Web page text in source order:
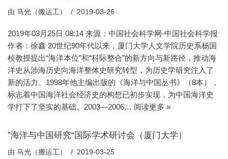
由 马光（搬运工） 2019-03-26
2019年03月25日 08:14 来源：中国社会科学网-中国社会科学报
作者：徐鑫 20世纪90年代以来，厦门大学人文学院历史系杨国
桢教授提出“海洋本位”和“科际整合”的新方向与新路径，推动海
洋史从涉海历史向海洋整体史研究转型，为历史学研究注入了
新的活力。1998年他主编出版的《海洋与中国丛书》（8本），
标志着中国海洋社会经济史的构想已初步实现，为中国海洋史
学打下了坚实的基础。2003—2006… 阅读更多 »
”海洋与中国研究“国际学术研讨会（厦门大学）
由 马光（搬运工） 2019-03-25